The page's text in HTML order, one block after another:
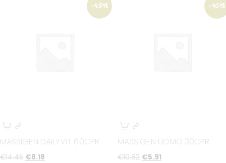
-43%
MASSIGEN DAILYVIT 60CPR
€14.45 €8.18
-45%
MASSIGEN UOMO 30CPR
€10.82 €5.91